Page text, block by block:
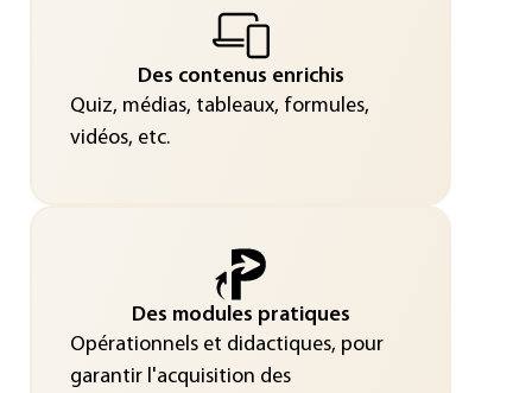
Des contenus enrichis
Quiz, médias, tableaux, formules,
vidéos, etc.
Des modules pratiques
Opérationnels et didactiques, pour
garantir l'acquisition des